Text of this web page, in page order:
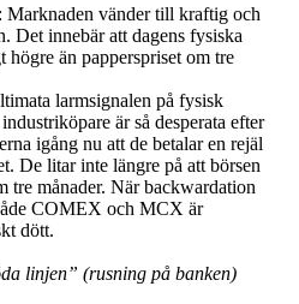
Marknaden vänder till kraftig och
Det innebär att dagens fysiska
än papperspriset om tre
larmsignalen på fysisk
är så desperata efter
igång nu att de betalar en rejäl
De litar inte längre på att börsen
tre månader. När backwardation
COMEX och MCX är
dött.
linjen” (rusning på banken)